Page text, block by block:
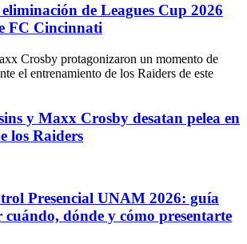
de Leagues Cup 2026
FC Cincinnati
y Maxx Crosby desatan pelea en
los Raiders
Presencial UNAM 2026: guía
dónde y cómo presentarte